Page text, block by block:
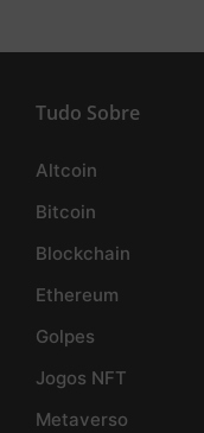
Tudo Sobre
Altcoin
Bitcoin
Blockchain
Ethereum
Golpes
Jogos NFT
Metaverso